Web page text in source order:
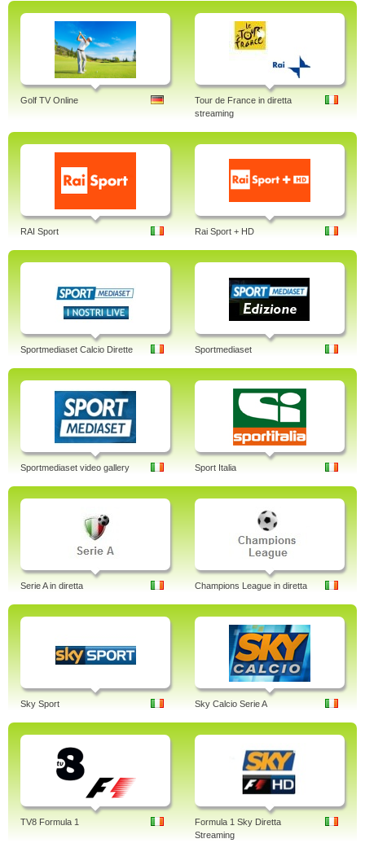
Golf TV Online
Tour de France in diretta
streaming
RAI Sport Rai Sport + HD
Sportmediaset Calcio Dirette Sportmediaset
Sportmediaset video gallery Sport Italia
Serie A in diretta Champions League in diretta
Sky Sport Sky Calcio Serie A
TV8 Formula 1
Formula 1 Sky Diretta
Streaming